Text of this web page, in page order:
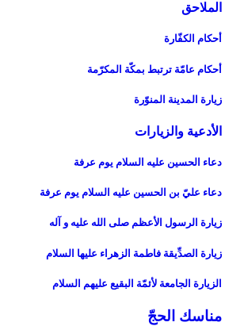
الملاحق‏
أحكام الكفّارة
أحكام عامّة ترتبط بمكّة المكرّمة
زيارة المدينة المنوّرة
الأدعية والزيارات‏
دعاء الحسين عليه السلام يوم عرفة
دعاء عليّ بن الحسين عليه السلام يوم عرفة
زيارة الرسول الأعظم صلى الله عليه و آله‏
زيارة الصدِّيقة فاطمة الزهراء عليها السلام‏
الزيارة الجامعة لأئمّة البقيع عليهم السلام‏
مناسك الحجّ‏